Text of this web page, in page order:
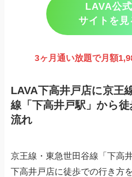
LAVA公式
サイトを見
3ヶ月通い放題で月額
LAVA下高井戸店に京王
線「下高井戸駅」から
流れ
京王線・東急世田谷線「下高
下高井戸店に徒歩での行き方